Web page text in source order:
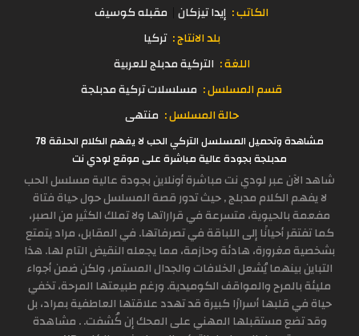
الكاتب : إيدا تيزكان مقبله كوسيف
بلد الانتاج : تركيا
اللغة : التركية مدبلج للعربية
قسم المسلسل : مسلسلات تركية مدبلجة
حالة المسلسل : منتهى
مشاهدة وتحميل المسلسل التركي الحب لا يفهم الكلام الحلقة 78
مدبلجة بجودة عالية مباشرة على موقع لودي نت
شاهد الآن عبر لودي نت مباشرة أونلاين بجودة عالية مسلسل الحب
لا يفهم الكلام مدبلج , حيث تدور قصة المسلسل حول حياة فتاة
مفعمة بالحيوية، متسرعة في قراراتها ولا تملك الكثير من الصبر،
كما تفتقر أحيانًا إلى اللباقة في تصرفاتها. في المقابل، مراد يتمتع
بشخصية مغرورة، هادئة وحازمة، مما يجعله النقيض التام لها. هذا
التباين بينهما يُشعل الخلافات والجدال المستمر، ولكن ضمن أجواء
مليئة بالمرح والمواقف الكوميدية. ورغم طبيعتها المرحة، تخفي
حياة في قلبها أسرارًا كبيرة قد تهدد علاقتها العاطفية بمراد، بل
وقد تضع مستقبلها المهني على المحك إن كُشفت. . مشاهدة